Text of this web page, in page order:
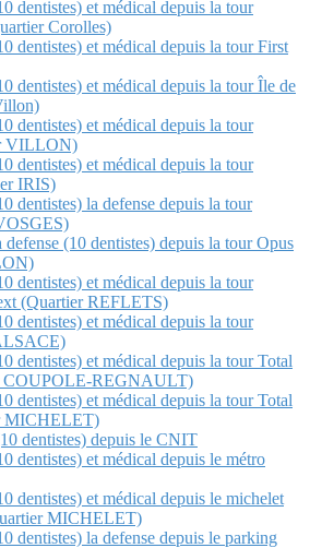
dentistes) et médical depuis la tour
Corolles)
dentistes) et médical depuis la tour First
dentistes) et médical depuis la tour Île de
dentistes) et médical depuis la tour
VILLON)
dentistes) et médical depuis la tour
IRIS)
dentistes) la defense depuis la tour
(10 dentistes) depuis la tour Opus
dentistes) et médical depuis la tour
(Quartier REFLETS)
dentistes) et médical depuis la tour
dentistes) et médical depuis la tour Total
COUPOLE-REGNAULT)
dentistes) et médical depuis la tour Total
MICHELET)
dentistes) depuis le CNIT
dentistes) et médical depuis le métro
dentistes) et médical depuis le michelet
MICHELET)
dentistes) la defense depuis le parking